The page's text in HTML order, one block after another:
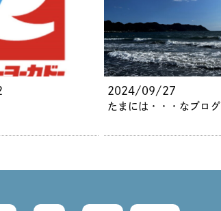
2024/09/27
たまには・・・なブログ